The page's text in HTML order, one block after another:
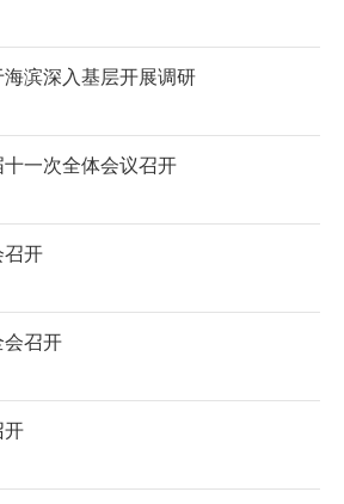
滨深入基层开展调研
一次全体会议召开
召开
会召开
开